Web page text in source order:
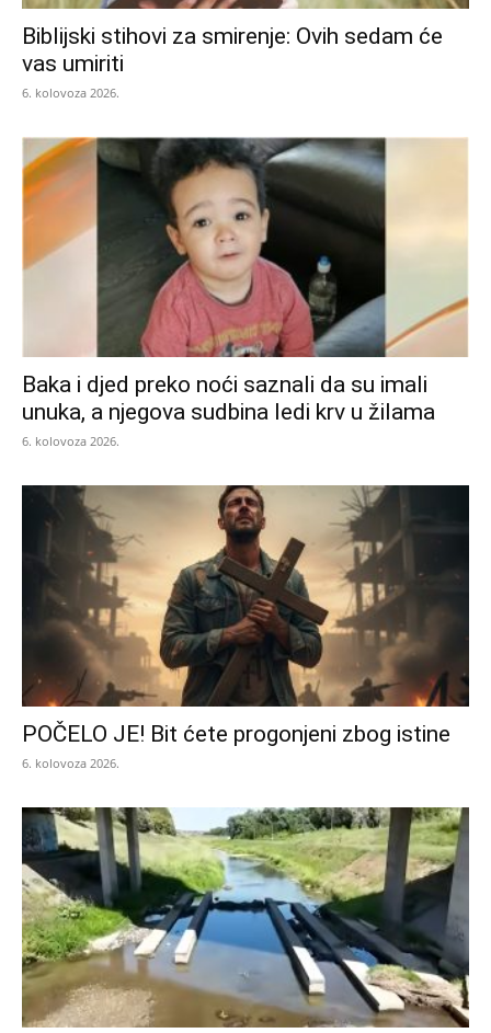
Biblijski stihovi za smirenje: Ovih sedam će
vas umiriti
6. kolovoza 2026.
Baka i djed preko noći saznali da su imali
unuka, a njegova sudbina ledi krv u žilama
6. kolovoza 2026.
POČELO JE! Bit ćete progonjeni zbog istine
6. kolovoza 2026.